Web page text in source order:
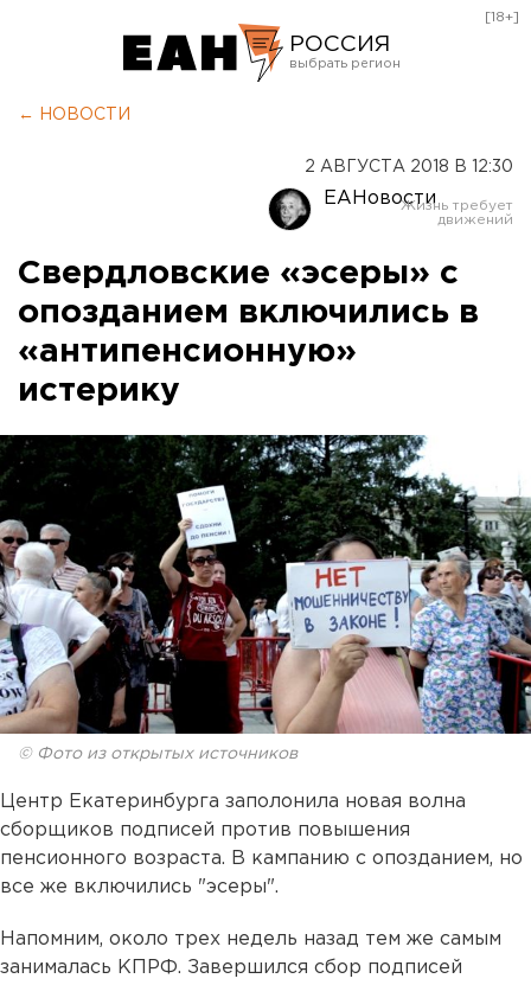
РОССИЯ
Оренбург
[18+]
← НОВОСТИ
2 АВГУСТА 2018 В 12:30
ЕАНовости
Свердловские «эсеры» с
опозданием включились в
«антипенсионную»
истерику
© Фото из открытых источников
Центр Екатеринбурга заполонила новая волна
сборщиков подписей против повышения
пенсионного возраста. В кампанию с опозданием, но
все же включились "эсеры".
Напомним, около трех недель назад тем же самым
занималась КПРФ. Завершился сбор подписей